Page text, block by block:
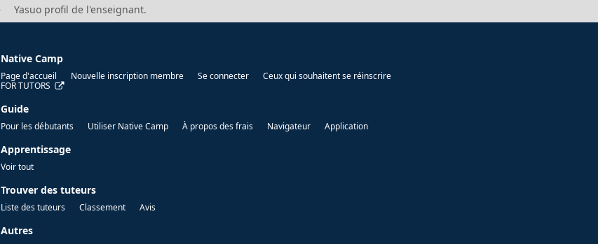
Yasuo profil de l'enseignant.
Native Camp
Page d'accueil Nouvelle inscription membre Se connecter
Ceux qui souhaitent se réinscrire
FOR TUTORS
Guide
Pour les débutants Utiliser Native Camp À propos des frais Navigateur Application
Apprentissage
Voir tout
Trouver des tuteurs
Liste des tuteurs Classement Avis
Autres